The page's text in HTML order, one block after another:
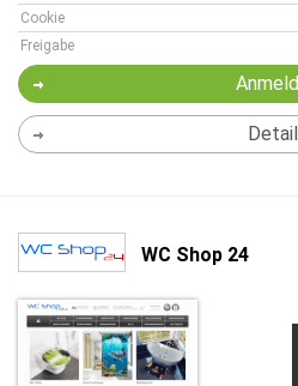
Cookie
Freigabe
WC Shop 24